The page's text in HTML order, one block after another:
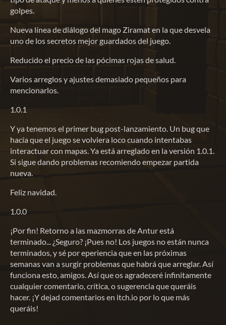
golpes.
Nueva línea de diálogo del mago Ziramat en la que desvela
uno de los secretos mejor guardados del juego.
Reducido el precio de las pócimas rojas de salud.
Varios arreglos y ajustes demasiado pequeños para
mencionarlos.
1.0.1
Y ya tenemos el primer bug post-lanzamiento. Un bug que
hacía que el juego se volviera loco cuando intentabas
interactuar con mapas. Ya está arreglado en la versión 1.0.1.
Si sigue dando problemas recomiendo empezar partida
nueva.
Feliz navidad.
1.0.0
¡Por fin! Retorno a las mazmorras de Antur está
terminado... ¿Seguro? ¡Pues no! Los juegos no están nunca
terminados, y sé por eperiencia que en las próximas
semanas van a surgir problemas que habrá que arreglar. Así
funciona esto, amigos. Así que os agradeceré infinitamente
cualquier comentario, crítica, o sugerencia que queráis
hacer. ¡Y dejad comentarios en itch.io por lo que más
queráis!